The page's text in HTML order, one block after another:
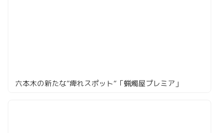
六本木の新たな”痺れスポット”「蝋燭屋プレミア」